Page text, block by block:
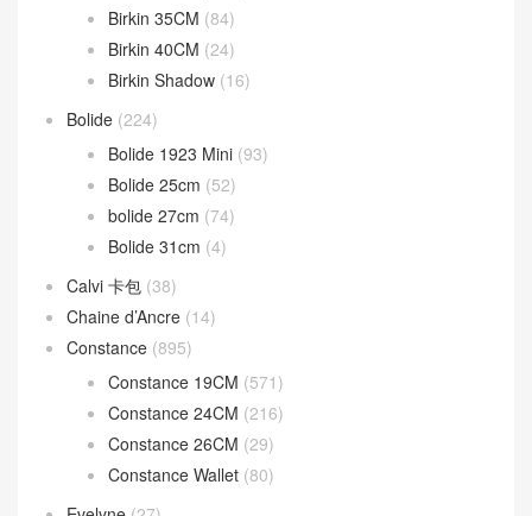
Birkin 35CM (84)
Birkin 40CM (24)
Birkin Shadow (16)
Bolide (224)
Bolide 1923 Mini (93)
Bolide 25cm (52)
bolide 27cm (74)
Bolide 31cm (4)
Calvi 卡包 (38)
Chaine d’Ancre (14)
Constance (895)
Constance 19CM (571)
Constance 24CM (216)
Constance 26CM (29)
Constance Wallet (80)